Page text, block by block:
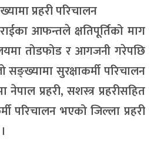
प्रहरी परिचालन
आफन्तले क्षतिपूर्तिको माग
तोडफोड र आगजनी गरेपछि
सुरक्षाकर्मी परिचालन
नेपाल प्रहरी, सशस्त्र प्रहरीसहित
परिचालन भएको जिल्ला प्रहरी